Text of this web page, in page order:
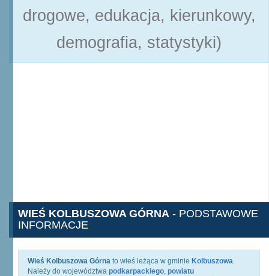
drogowe, edukacja, kierunkowy,
demografia, statystyki)
WIEŚ KOLBUSZOWA GÓRNA - PODSTAWOWE
INFORMACJE
Wieś Kolbuszowa Górna to wieś leżąca w gminie Kolbuszowa.
Należy do województwa podkarpackiego, powiatu